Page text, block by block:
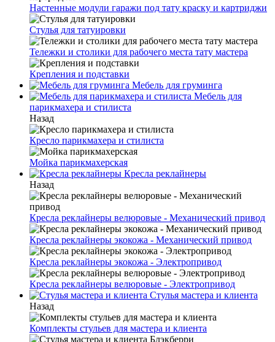
Настенные модули гаражи под тату краску и картриджи
Стулья для татуировки
Тележки и столики для рабочего места тату мастера
Крепления и подставки
Мебель для груминга
Мебель для
парикмахера и стилиста
Назад
Кресло парикмахера и стилиста
Мойка парикмахерская
Кресла реклайнеры
Назад
Кресла реклайнеры велюровые - Механический привод
Кресла реклайнеры экокожа - Механический привод
Кресла реклайнеры экокожа - Электропривод
Кресла реклайнеры велюровые - Электропривод
Стулья мастера и клиента
Назад
Комплекты стульев для мастера и клиента